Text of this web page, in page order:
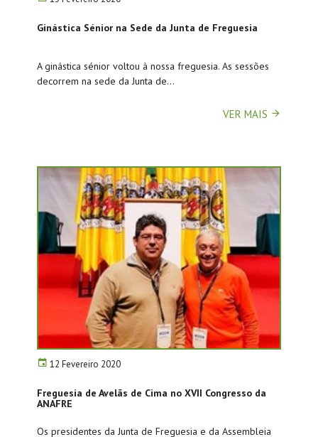
Ginástica Sénior na Sede da Junta de Freguesia
A ginástica sénior voltou à nossa freguesia. As sessões
decorrem na sede da Junta de...
VER MAIS
12 Fevereiro 2020
Freguesia de Avelãs de Cima no XVII Congresso da
ANAFRE
Os presidentes da Junta de Freguesia e da Assembleia